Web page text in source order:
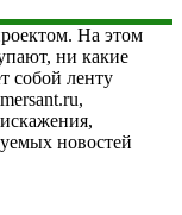
На этом
ни какие
собой ленту
новостей